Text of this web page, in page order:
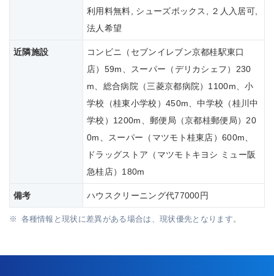
利用料無料, シューズボックス, ２人入居可,
法人希望
近隣施設
コンビニ（セブンイレブン京都桂駅東口
店）59m、スーパー（デリカシェフ）230
m、総合病院（三菱京都病院）1100m、小
学校（桂東小学校）450m、中学校（桂川中
学校）1200m、郵便局（京都桂郵便局）20
0m、スーパー（マツモト桂東店）600m、
ドラッグストア（マツモトキヨシ ミュー阪
急桂店）180m
備考 ハウスクリーニング代77000円
各種情報と現状に差異がある場合は、現状優先となります。